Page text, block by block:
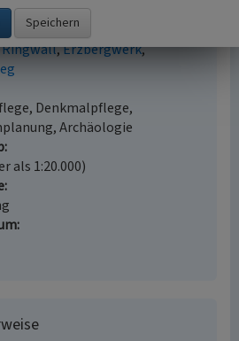
Fabrikantenvilla
Ringwall Erzbergwerk
Denkmalpflege,
Archäologie
als 1:20.000)